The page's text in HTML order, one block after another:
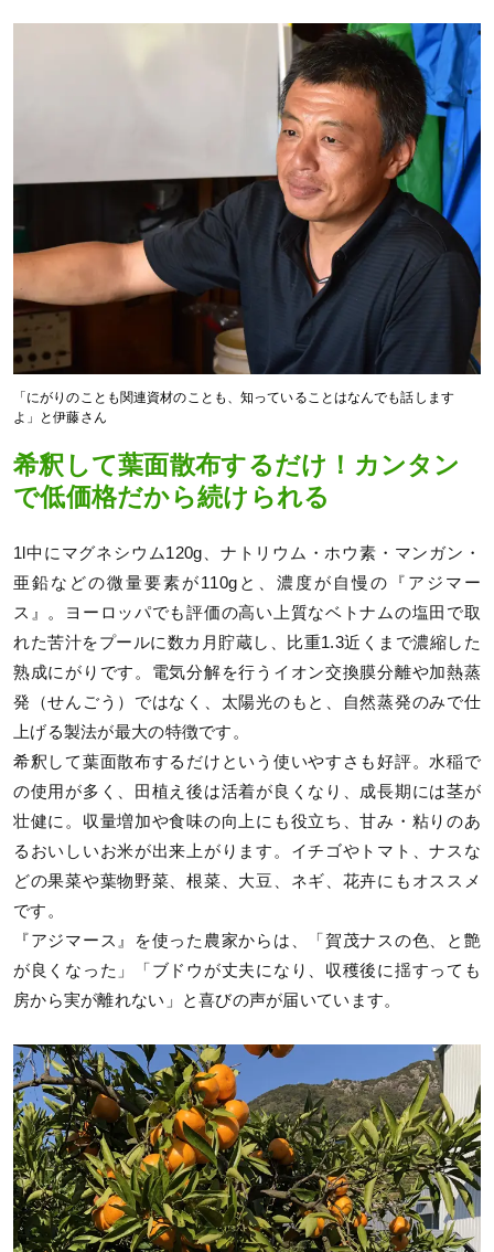
「にがりのことも関連資材のことも、知っていることはなんでも話します
よ」と伊藤さん
希釈して葉面散布するだけ！カンタン
で低価格だから続けられる
1l中にマグネシウム120g、ナトリウム・ホウ素・マンガン・
亜鉛などの微量要素が110gと、濃度が自慢の『アジマー
ス』。ヨーロッパでも評価の高い上質なベトナムの塩田で取
れた苦汁をプールに数カ月貯蔵し、比重1.3近くまで濃縮した
熟成にがりです。電気分解を行うイオン交換膜分離や加熱蒸
発（せんごう）ではなく、太陽光のもと、自然蒸発のみで仕
上げる製法が最大の特徴です。
希釈して葉面散布するだけという使いやすさも好評。水稲で
の使用が多く、田植え後は活着が良くなり、成長期には茎が
壮健に。収量増加や食味の向上にも役立ち、甘み・粘りのあ
るおいしいお米が出来上がります。イチゴやトマト、ナスな
どの果菜や葉物野菜、根菜、大豆、ネギ、花卉にもオススメ
です。
『アジマース』を使った農家からは、「賀茂ナスの色、と艶
が良くなった」「ブドウが丈夫になり、収穫後に揺すっても
房から実が離れない」と喜びの声が届いています。